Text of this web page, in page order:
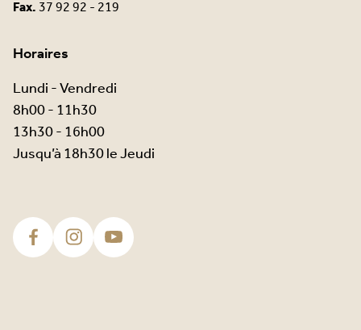
Fax.37 92 92 - 219
Horaires
Lundi - Vendredi
8h00 - 11h30
13h30 - 16h00
Jusqu’à 18h30 le Jeudi